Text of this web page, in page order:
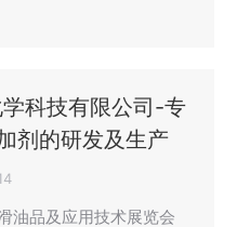
科技有限公司-专
剂的研发及生产
油品及应用技术展览会